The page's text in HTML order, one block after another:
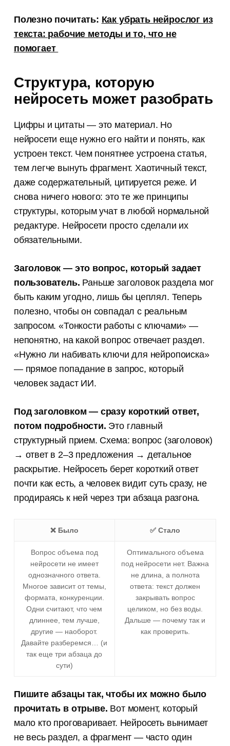
Полезно почитать: Как убрать нейрослог из
текста: рабочие методы и то, что не
помогает
Структура, которую
нейросеть может разобрать
Цифры и цитаты — это материал. Но
нейросети еще нужно его найти и понять, как
устроен текст. Чем понятнее устроена статья,
тем легче вынуть фрагмент. Хаотичный текст,
даже содержательный, цитируется реже. И
снова ничего нового: это те же принципы
структуры, которым учат в любой нормальной
редактуре. Нейросети просто сделали их
обязательными.
Заголовок — это вопрос, который задает
пользователь. Раньше заголовок раздела мог
быть каким угодно, лишь бы цеплял. Теперь
полезно, чтобы он совпадал с реальным
запросом. «Тонкости работы с ключами» —
непонятно, на какой вопрос отвечает раздел.
«Нужно ли набивать ключи для нейропоиска»
— прямое попадание в запрос, который
человек задаст ИИ.
Под заголовком — сразу короткий ответ,
потом подробности. Это главный
структурный прием. Схема: вопрос (заголовок)
→ ответ в 2–3 предложения → детальное
раскрытие. Нейросеть берет короткий ответ
почти как есть, а человек видит суть сразу, не
продираясь к ней через три абзаца разгона.
❌ Было ✅ Стало
Вопрос объема под
нейросети не имеет
однозначного ответа.
Многое зависит от темы,
формата, конкуренции.
Одни считают, что чем
длиннее, тем лучше,
другие — наоборот.
Давайте разберемся… (и
так еще три абзаца до
сути)
Оптимального объема
под нейросети нет. Важна
не длина, а полнота
ответа: текст должен
закрывать вопрос
целиком, но без воды.
Дальше — почему так и
как проверить.
Пишите абзацы так, чтобы их можно было
прочитать в отрыве. Вот момент, который
мало кто проговаривает. Нейросеть вынимает
не весь раздел, а фрагмент — часто один
и редакторов
Истории из практики, советы
и лайфхаки, которые мы нажили
за 8 лет работы контент-агентства